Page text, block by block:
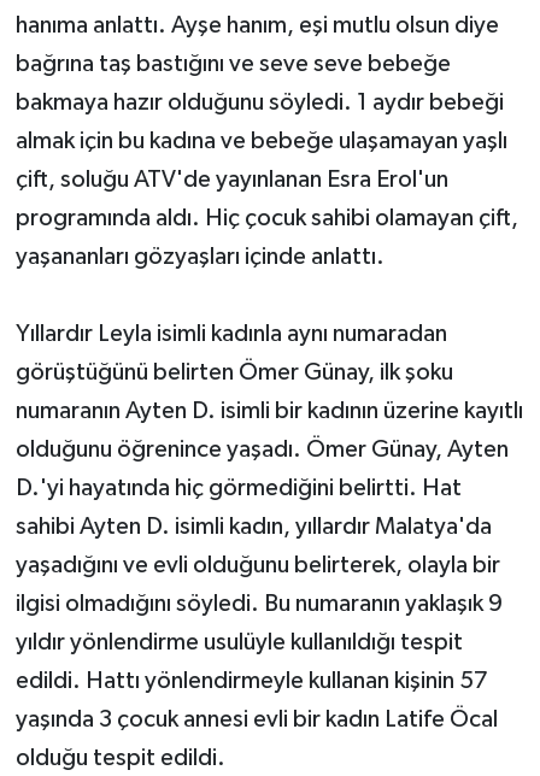
hanıma anlattı. Ayşe hanım, eşi mutlu olsun diye
bağrına taş bastığını ve seve seve bebeğe
bakmaya hazır olduğunu söyledi. 1 aydır bebeği
almak için bu kadına ve bebeğe ulaşamayan yaşlı
çift, soluğu ATV'de yayınlanan Esra Erol'un
programında aldı. Hiç çocuk sahibi olamayan çift,
yaşananları gözyaşları içinde anlattı.
Yıllardır Leyla isimli kadınla aynı numaradan
görüştüğünü belirten Ömer Günay, ilk şoku
numaranın Ayten D. isimli bir kadının üzerine kayıtlı
olduğunu öğrenince yaşadı. Ömer Günay, Ayten
D.'yi hayatında hiç görmediğini belirtti. Hat
sahibi Ayten D. isimli kadın, yıllardır Malatya'da
yaşadığını ve evli olduğunu belirterek, olayla bir
ilgisi olmadığını söyledi. Bu numaranın yaklaşık 9
yıldır yönlendirme usulüyle kullanıldığı tespit
edildi. Hattı yönlendirmeyle kullanan kişinin 57
yaşında 3 çocuk annesi evli bir kadın Latife Öcal
olduğu tespit edildi.